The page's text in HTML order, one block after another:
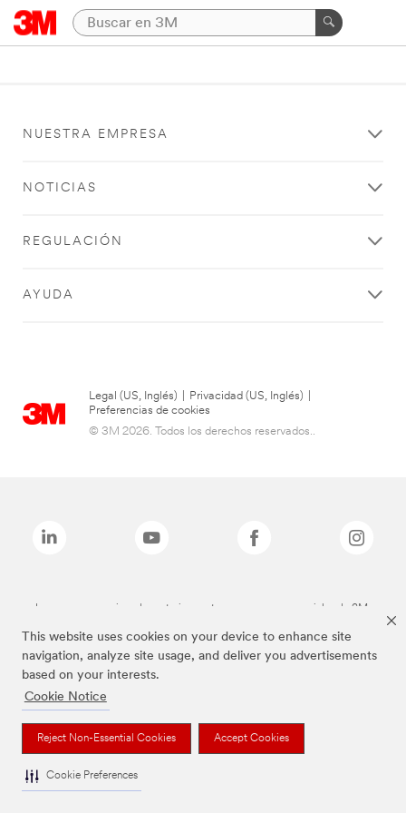
This website uses cookies on your device to enhance site
navigation, analyze site usage, and deliver you advertisements
based on your interests.
Cookie Notice
Reject Non-Essential Cookies Accept Cookies
Cookie Preferences
NUESTRA EMPRESA
NOTICIAS
REGULACIÓN
AYUDA
Legal (US, Inglés) Privacidad (US, Inglés)
Preferencias de cookies
© 3M 2026. Todos los derechos reservados..
Las marcas mencionadas anteriormente son marcas comerciales de 3M.